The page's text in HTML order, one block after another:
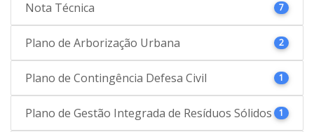
Nota Técnica 7
Plano de Arborização Urbana 2
Plano de Contingência Defesa Civil 1
Plano de Gestão Integrada de Resíduos Sólidos 1